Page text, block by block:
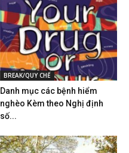
BREAK/QUY CHẾ
Danh mục các bệnh hiểm
nghèo Kèm theo Nghị định
số...